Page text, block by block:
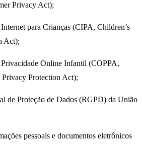
Privacy Act);
para Crianças (CIPA, Children’s
Act);
Online Infantil (COPPA,
Privacy Protection Act);
de Proteção de Dados (RGPD) da União
pessoais e documentos eletrônicos